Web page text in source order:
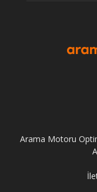
Arama Motoru